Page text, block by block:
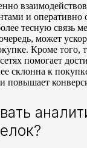
и оперативно
тесную связь
может
Кроме того,
помогает
склонна к
повышает